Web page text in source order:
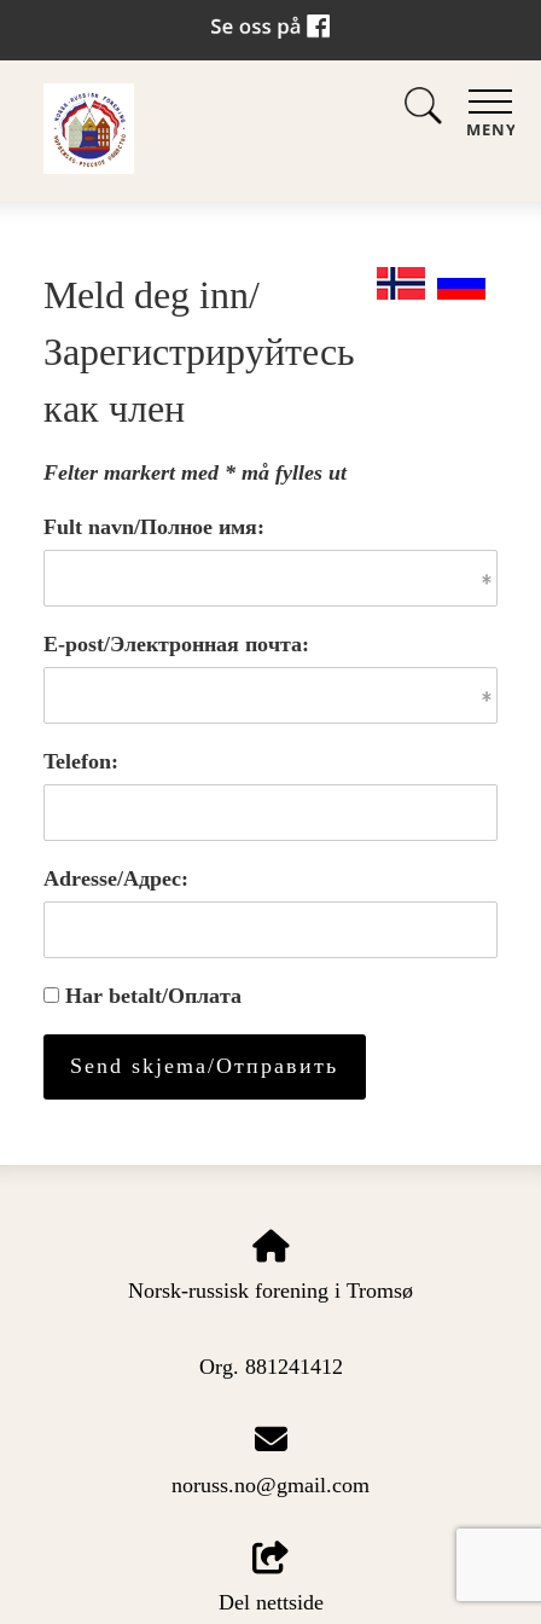
MENY
Meld deg inn/
Зарегистрируйтесь
как член
Felter markert med * må fylles ut
Fult navn/Полное имя:
E-post/Электронная почта:
Telefon:
Adresse/Адрес:
Har betalt/Оплата
Norsk-russisk forening i Tromsø
Org. 881241412
noruss.no@gmail.com
Del nettside